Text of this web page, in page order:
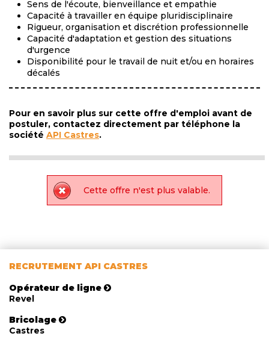
Sens de l'écoute, bienveillance et empathie
Capacité à travailler en équipe pluridisciplinaire
Rigueur, organisation et discrétion professionnelle
Capacité d'adaptation et gestion des situations
d'urgence
Disponibilité pour le travail de nuit et/ou en horaires
décalés
Pour en savoir plus sur cette offre d'emploi avant de
postuler, contactez directement par téléphone la
société API Castres.
Cette offre n'est plus valable.
RECRUTEMENT API CASTRES
Opérateur de ligne
Revel
Bricolage
Castres